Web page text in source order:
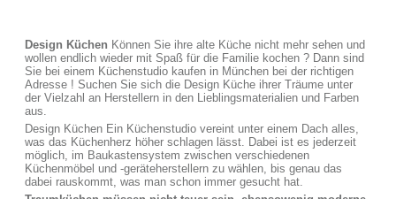
Design Küchen Können Sie ihre alte Küche nicht mehr sehen und
wollen endlich wieder mit Spaß für die Familie kochen ? Dann sind
Sie bei einem Küchenstudio kaufen in München bei der richtigen
Adresse ! Suchen Sie sich die Design Küche ihrer Träume unter
der Vielzahl an Herstellern in den Lieblingsmaterialien und Farben
aus.
Design Küchen Ein Küchenstudio vereint unter einem Dach alles,
was das Küchenherz höher schlagen lässt. Dabei ist es jederzeit
möglich, im Baukastensystem zwischen verschiedenen
Küchenmöbel und -geräteherstellern zu wählen, bis genau das
dabei rauskommt, was man schon immer gesucht hat.